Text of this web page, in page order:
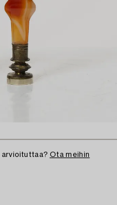
arvioituttaa? Ota meihin